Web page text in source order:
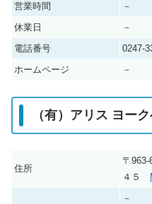
営業時間
－
休業日
－
電話番号
0247-
ホームページ
－
（有）アリス ヨー
住所
〒963-
４５
－